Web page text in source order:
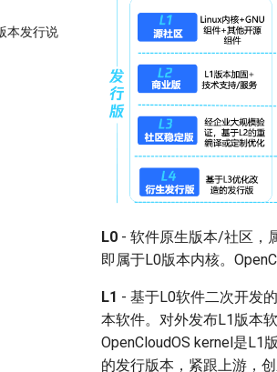
本发行说
L0 - 软件原生版本/社区，
即属于L0版本内核。
L1 - 基于L0软件二次开发
本软件。对外发布L1版本
OpenCloudOS kernel是L1
的发行版本，紧跟上游，